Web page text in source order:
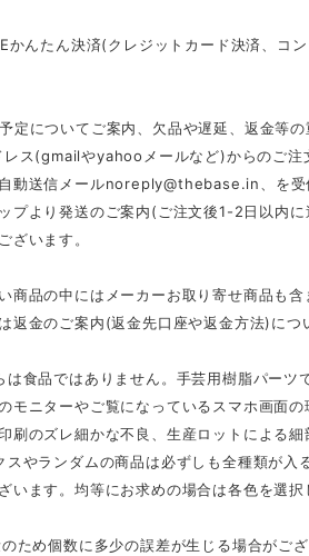
んたん決済(クレジットカード決済、コ
定についてご案内、欠品や遅延、返金等
レス(gmailやyahooメールなど)からのご注
動送信メールnoreply@thebase.in
、を
プより発送のご案内(ご注文後1-2日以内
ざいます。
商品の中にはメーカーお取り寄せ商品も
返金のご案内(返金先口座や返金方法)につ
は食品ではありません。手芸用樹脂パーツ
モニターやご覧になっているスマホ画面
刷のズレ細かな不良、生産ロットによる
スやランダムの商品は必ずしも全種類が
います。均等にお求めの場合は各色を選
ため個数に多少の誤差が生じる場合がござ